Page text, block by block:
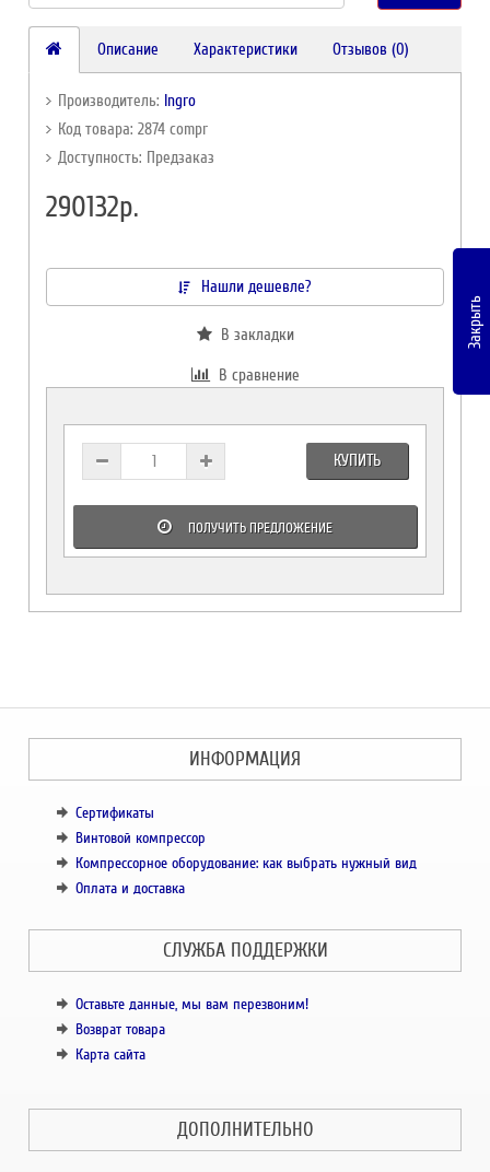
Описание Характеристики Отзывов (0)
Производитель: Ingro
Код товара: 2874 compr
Доступность: Предзаказ
290132р.
Нашли дешевле?
В закладки
В сравнение
КУПИТЬ
ПОЛУЧИТЬ ПРЕДЛОЖЕНИЕ
ИНФОРМАЦИЯ
Сертификаты
Винтовой компрессор
Компрессорное оборудование: как выбрать нужный вид
Оплата и доставка
СЛУЖБА ПОДДЕРЖКИ
Оставьте данные, мы вам перезвоним!
Возврат товара
Карта сайта
ДОПОЛНИТЕЛЬНО
Закрыть